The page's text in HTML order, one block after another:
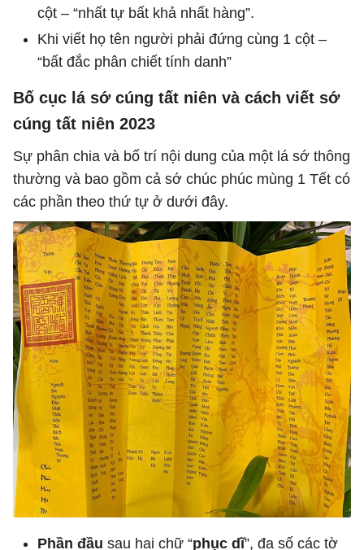
cột – “nhất tự bất khả nhất hàng”.
Khi viết họ tên người phải đứng cùng 1 cột –
“bất đắc phân chiết tính danh”
Bố cục lá sớ cúng tất niên và cách viết sớ
cúng tất niên 2023
Sự phân chia và bố trí nội dung của một lá sớ thông
thường và bao gồm cả sớ chúc phúc mùng 1 Tết có
các phần theo thứ tự ở dưới đây.
Phần đầu sau hai chữ “phục dĩ”, đa số các tờ